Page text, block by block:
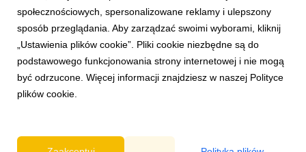
DRZEWO MAGII
Mamy dla Was coś naprawdę magicznego!
6 maja 2026
Zapraszamy na przedpremierowy, specjalny pokaz prasowy
filmu DRZEWO MAGII!
społecznościowych, spersonalizowane reklamy i ulepszony
sposób przeglądania. Aby zarządzać swoimi wyborami, kliknij
„Ustawienia plików cookie”. Pliki cookie niezbędne są do
podstawowego funkcjonowania strony internetowej i nie mogą
być odrzucone. Więcej informacji znajdziesz w naszej Polityce
plików cookie.